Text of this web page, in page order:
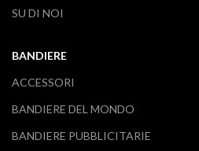
SU DI NOI
BANDIERE
ACCESSORI
BANDIERE DEL MONDO
BANDIERE PUBBLICITARIE